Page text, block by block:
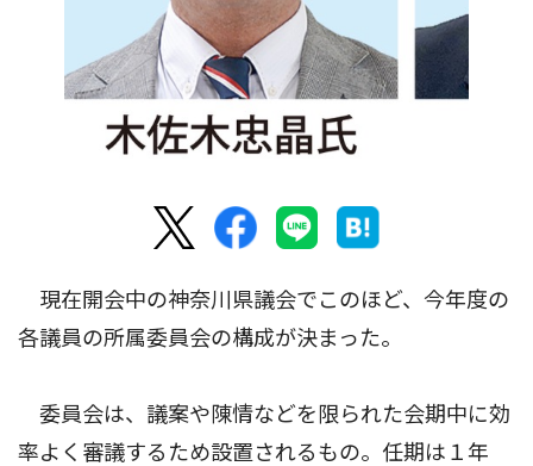
現在開会中の神奈川県議会でこのほど、今年度の
各議員の所属委員会の構成が決まった。
委員会は、議案や陳情などを限られた会期中に効
率よく審議するため設置されるもの。任期は１年